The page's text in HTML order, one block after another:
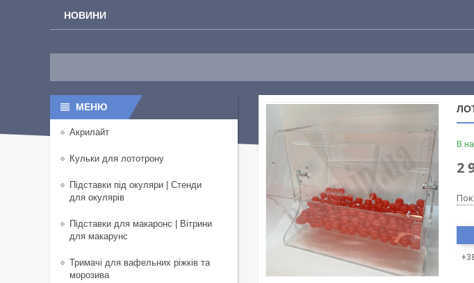
НОВИНИ
В
2
Акрилайт
Кульки для лототрону
Підставки під окуляри | Стенди
для окулярів
Підставки для макаронс | Вітрини
для макарунс
Тримачі для вафельних ріжків та
морозива